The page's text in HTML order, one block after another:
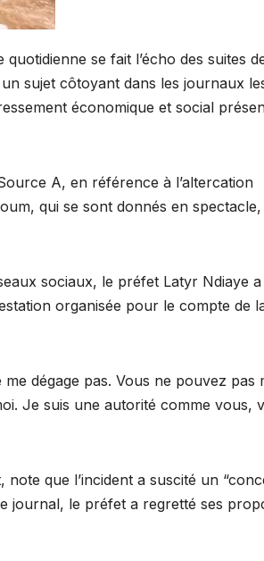
se fait l’écho des suites
sujet côtoyant dans les journaux
économique et social
A, en référence à l’altercation
qui se sont donnés en spectacle,
sociaux, le préfet Latyr Ndiaye a
organisée pour le compte de
dégage pas. Vous ne pouvez pas
Je suis une autorité comme vous,
note que l’incident a suscité un
journal, le préfet a regretté ses